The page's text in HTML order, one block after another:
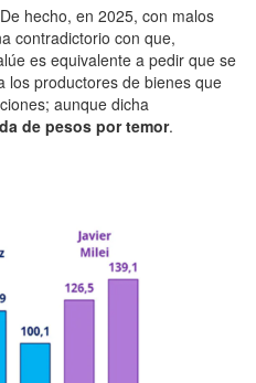
hecho, en 2025, con malos
contradictorio con que,
es equivalente a pedir que se
los productores de bienes que
aunque dicha
de pesos por temor.